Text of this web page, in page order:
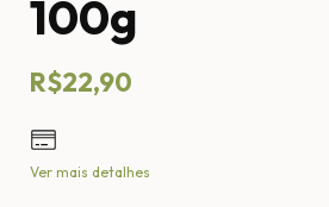
100g
R$22,90
Ver mais detalhes